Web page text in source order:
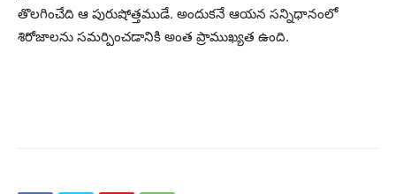
తొలగించేది ఆ పురుషోత్తముడే. అందుకనే ఆయన సన్నిధానంలో
శిరోజాలను సమర్పించడానికి అంత ప్రాముఖ్యత ఉంది.